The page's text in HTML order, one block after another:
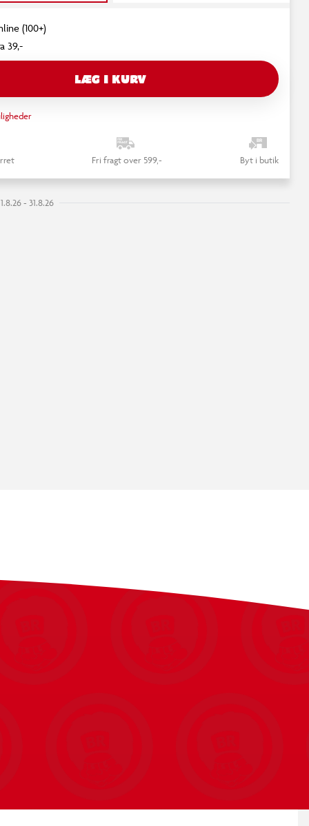
(100+)
39,-
LÆG I KURV
Fri fragt over 599,- Byt i butik
- 31.8.26